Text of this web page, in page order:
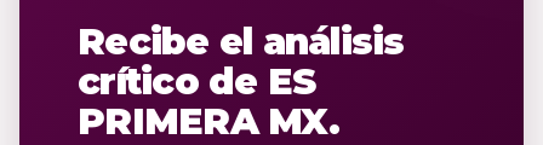
Recibe el análisis
crítico de ES
PRIMERA MX.